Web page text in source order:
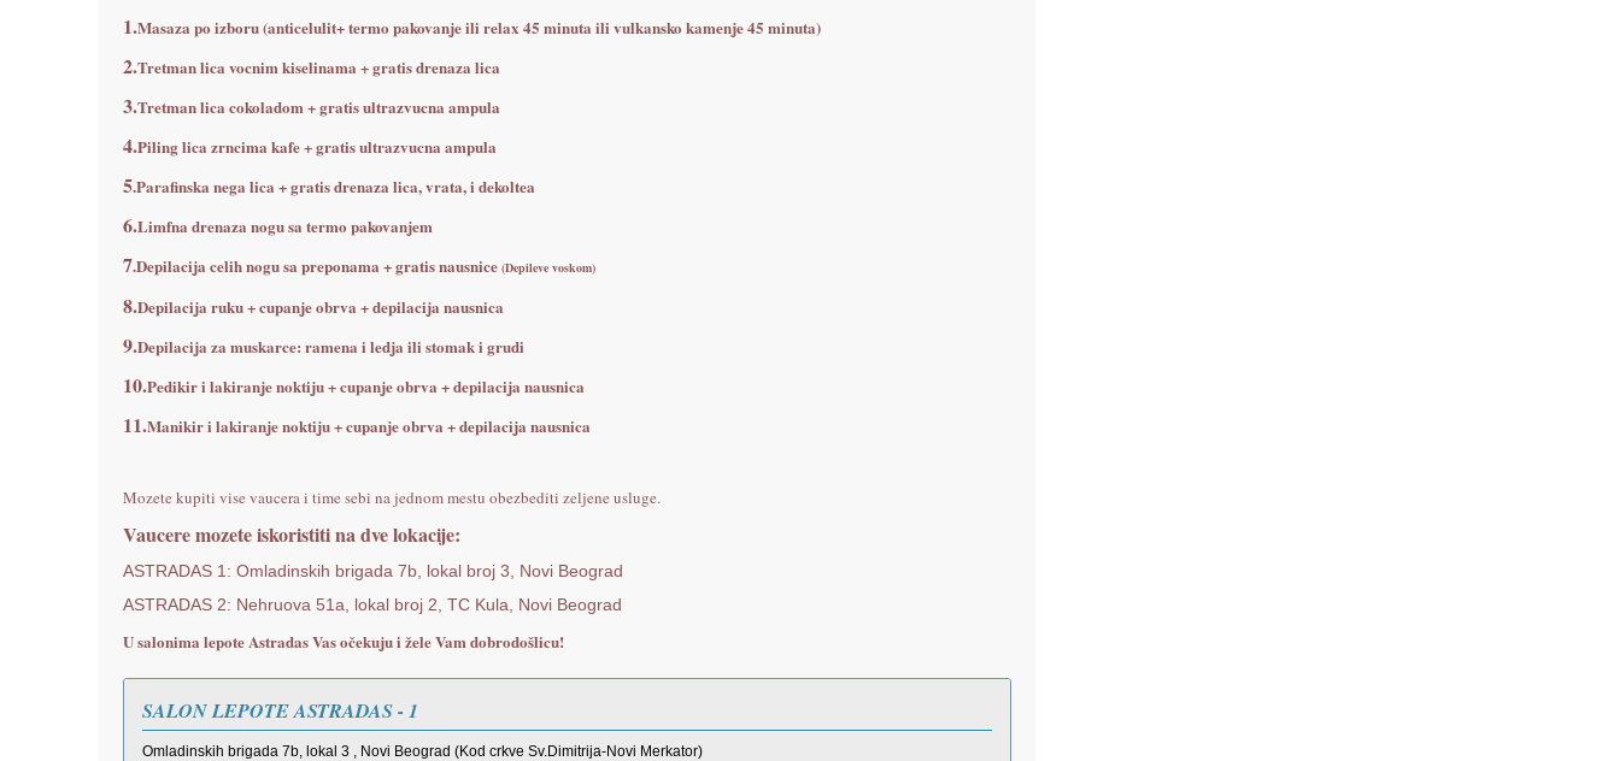
1.Masaza po izboru (anticelulit+ termo pakovanje ili relax 45 minuta ili vulkansko kamenje 45 minuta)
2.Tretman lica vocnim kiselinama + gratis drenaza lica
3.Tretman lica cokoladom + gratis ultrazvucna ampula
4.Piling lica zrncima kafe + gratis ultrazvucna ampula
5.Parafinska nega lica + gratis drenaza lica, vrata, i dekoltea
6.Limfna drenaza nogu sa termo pakovanjem
7.Depilacija celih nogu sa preponama + gratis nausnice (Depileve voskom)
8.Depilacija ruku +cupanje obrva + depilacija nausnica
9.Depilacija za muskarce: ramena i ledja ili stomak i grudi
10.Pedikir i lakiranje noktiju+ cupanje obrva + depilacija nausnica
11.Manikir i lakiranje noktiju + cupanje obrva + depilacija nausnica
Mozete kupiti vise vaucera i time sebi na jednom mestu obezbediti zeljene usluge.
Vaucere mozete iskoristiti na dve lokacije:
ASTRADAS 1: Omladinskih brigada 7b, lokal broj 3, Novi Beograd
ASTRADAS 2: Nehruova 51a, lokal broj 2, TC Kula, Novi Beograd
U salonima lepote Astradas Vas očekuju i žele Vam dobrodošlicu!
SALON LEPOTE ASTRADAS - 1
Omladinskih brigada 7b, lokal 3 , Novi Beograd (Kod crkve Sv.Dimitrija-Novi Merkator)